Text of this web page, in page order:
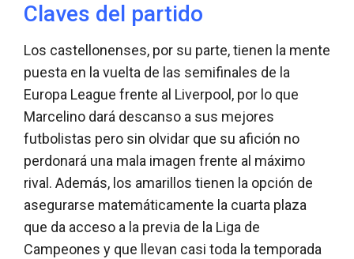
Claves del partido
Los castellonenses, por su parte, tienen la mente
puesta en la vuelta de las semifinales de la
Europa League frente al Liverpool, por lo que
Marcelino dará descanso a sus mejores
futbolistas pero sin olvidar que su afición no
perdonará una mala imagen frente al máximo
rival. Además, los amarillos tienen la opción de
asegurarse matemáticamente la cuarta plaza
que da acceso a la previa de la Liga de
Campeones y que llevan casi toda la temporada